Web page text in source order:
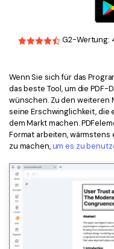
G2-Wertung:
Wenn Sie sich für das
das beste Tool, um die PDF-
wünschen. Zu den weiteren
seine Erschwinglichkeit, die
dem Markt machen.
Format arbeiten, wärmstens
zu machen,um es zu